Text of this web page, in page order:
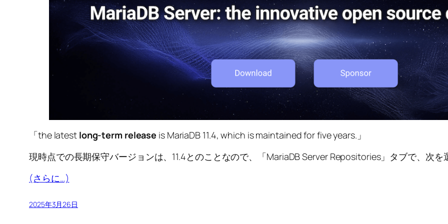
「the latest long-term release is MariaDB 11.4, which is maintained for five years.」
現時点での長期保守バージョンは、11.4とのことなので、「MariaDB Server Repositories」タブで、次を
(さらに…)
2025年3月26日